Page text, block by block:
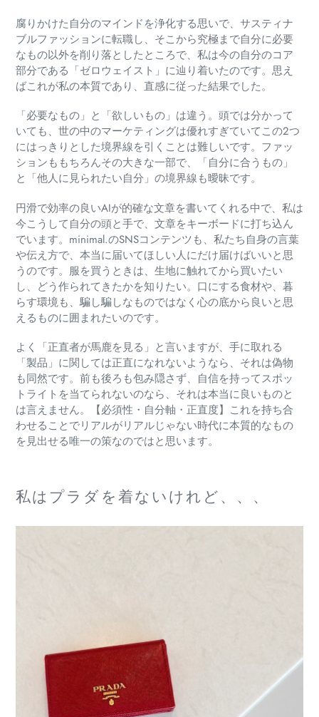
腐りかけた自分のマインドを浄化する思いで、サスティナ
ブルファッションに転職し、そこから究極まで自分に必要
なもの以外を削り落としたところで、私は今の自分のコア
部分である「ゼロウェイスト」に辿り着いたのです。思え
ばこれが私の本質であり、直感に従った結果でした。
「必要なもの」と「欲しいもの」は違う。頭では分かって
いても、世の中のマーケティングは優れすぎていてこの2つ
にはっきりとした境界線を引くことは難しいです。ファッ
ションももちろんその大きな一部で、「自分に合うもの」
と「他人に見られたい自分」の境界線も曖昧です。
円滑で効率の良いAIが的確な文章を書いてくれる中で、私は
今こうして自分の頭と手で、文章をキーボードに打ち込ん
でいます。minimal.のSNSコンテンツも、私たち自身の言葉
や伝え方で、本当に届いてほしい人にだけ届けばいいと思
うのです。服を買うときは、生地に触れてから買いたい
し、どう作られてきたかを知りたい。口にする食材や、暮
らす環境も、騙し騙しなものではなく心の底から良いと思
えるものに囲まれたいのです。
よく「正直者が馬鹿を見る」と言いますが、手に取れる
「製品」に関しては正直になれないようなら、それは偽物
も同然です。前も後ろも包み隠さず、自信を持ってスポッ
トライトを当てられないのなら、それは本当に良いものと
は言えません。【必須性・自分軸・正直度】これを持ち合
わせることでリアルがリアルじゃない時代に本質的なもの
を見出せる唯一の策なのではと思います。
私はプラダを着ないけれど、、、